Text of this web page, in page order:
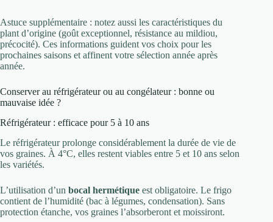
Astuce supplémentaire : notez aussi les caractéristiques du
plant d’origine (goût exceptionnel, résistance au mildiou,
précocité). Ces informations guident vos choix pour les
prochaines saisons et affinent votre sélection année après
année.
Conserver au réfrigérateur ou au congélateur : bonne ou
mauvaise idée ?
Réfrigérateur : efficace pour 5 à 10 ans
Le réfrigérateur prolonge considérablement la durée de vie de
vos graines. À 4°C, elles restent viables entre 5 et 10 ans selon
les variétés.
L’utilisation d’un bocal hermétique est obligatoire. Le frigo
contient de l’humidité (bac à légumes, condensation). Sans
protection étanche, vos graines l’absorberont et moissiront.